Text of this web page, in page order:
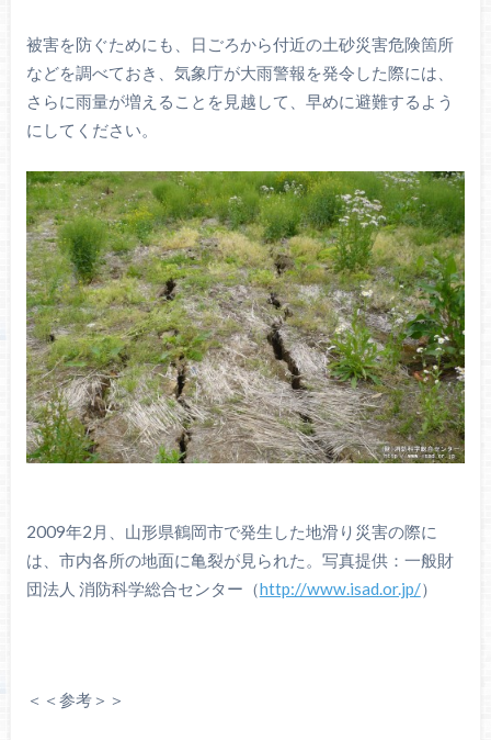
被害を防ぐためにも、日ごろから付近の土砂災害危険箇所
などを調べておき、気象庁が大雨警報を発令した際には、
さらに雨量が増えることを見越して、早めに避難するよう
にしてください。
2009年2月、山形県鶴岡市で発生した地滑り災害の際に
は、市内各所の地面に亀裂が見られた。写真提供：一般財
団法人 消防科学総合センター（http://www.isad.or.jp/）
＜＜参考＞＞